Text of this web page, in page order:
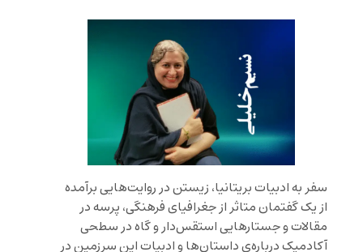
سفر به ادبیات بریتانیا، زیستن در روایت‌هایی برآمده
از یک گفتمان متاثر از جغرافیای فرهنگی، پرسه در
مقالات و جستارهایی استقس‌دار و گاه در سطحی
آکادمیک درباره‌ی داستان‌ها و ادبیات این سرزمین در